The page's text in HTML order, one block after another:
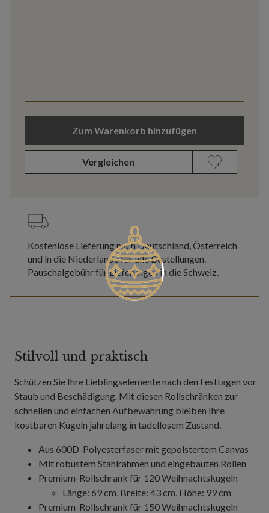
Zum Warenkorb hinzufügen
Vergleichen
Kostenlose Lieferung nach Deutschland, Österreich
und in die Niederlande für alle Bestellungen.
Pauschalgebühr für Lieferungen in die Schweiz.
Stilvoll und praktisch
Schützen Sie Ihre Lieblingselemente nach den Festtagen vor
Staub und Beschädigung. Mit diesen Rollschränken zur
schnellen und einfachen Aufbewahrung bleiben Ihre
kostbaren Kugeln jahrelang in tadellosem Zustand.
Aus 600D-Polyesterfaser mit gepolstertem Canvas
Mit robustem Stahlrahmen und eingebauten Rollen
Premium-Rollschrank für 120 Weihnachtskugeln
Länge: 69 cm, Breite: 43 cm, Höhe: 99 cm
Premium-Rollschrank für 150 Weihnachtskugeln